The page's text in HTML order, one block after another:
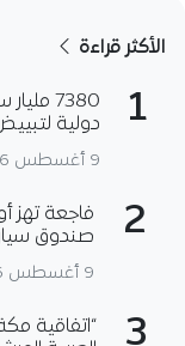
الأكثر قراءة
1
7380
دولية
9 أغسطس 2026
2
فاجعة تهز
صندوق
9 أغسطس 2026
3
“اتفاقية